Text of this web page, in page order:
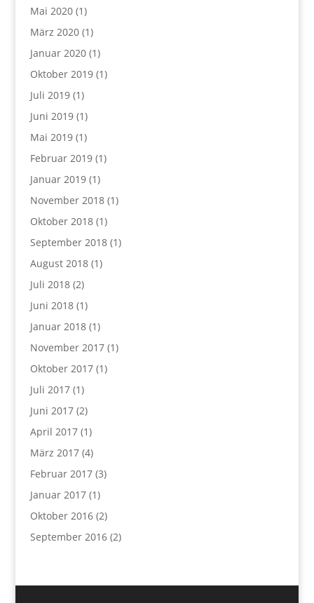
Mai 2020(1)
März 2020(1)
Januar 2020(1)
Oktober 2019(1)
Juli 2019(1)
Juni 2019(1)
Mai 2019(1)
Februar 2019(1)
Januar 2019(1)
November 2018(1)
Oktober 2018(1)
September 2018(1)
August 2018(1)
Juli 2018(2)
Juni 2018(1)
Januar 2018(1)
November 2017(1)
Oktober 2017(1)
Juli 2017(1)
Juni 2017(2)
April 2017(1)
März 2017(4)
Februar 2017(3)
Januar 2017(1)
Oktober 2016(2)
September 2016(2)